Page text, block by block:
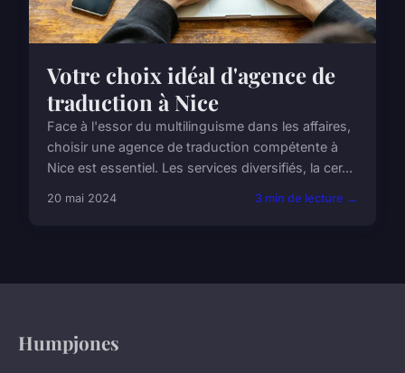
Votre choix idéal d'agence de
traduction à Nice
Face à l'essor du multilinguisme dans les affaires,
choisir une agence de traduction compétente à
Nice est essentiel. Les services diversifiés, la cer...
20 mai 2024 3 min de lecture →
Humpjones